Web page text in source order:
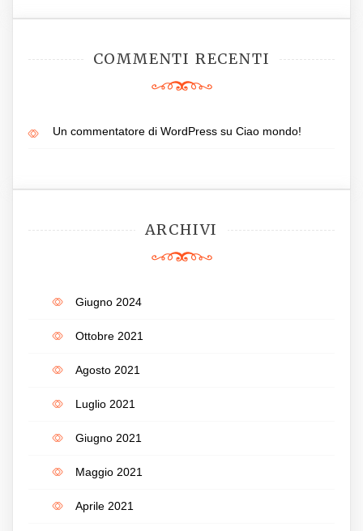
COMMENTI RECENTI
Un commentatore di WordPress su Ciao mondo!
ARCHIVI
Giugno 2024
Ottobre 2021
Agosto 2021
Luglio 2021
Giugno 2021
Maggio 2021
Aprile 2021